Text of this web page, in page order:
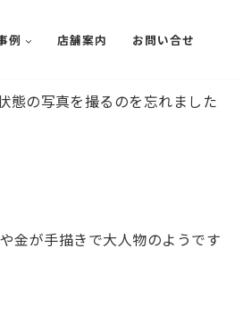
例 店舗案内 お問い合せ
の写真を撮るのを忘れました
が手描きで大人物のようです